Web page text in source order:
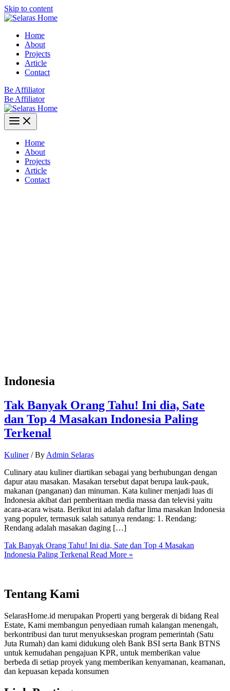
Skip to content
Home
About
Projects
Article
Contact
Be Affiliator
Be Affiliator
Home
About
Projects
Article
Contact
Indonesia
Tak Banyak Orang Tahu! Ini dia, Sate
dan Top 4 Masakan Indonesia Paling
Terkenal
Kuliner/ By Admin Selaras
Culinary atau kuliner diartikan sebagai yang berhubungan dengan
dapur atau masakan. Masakan tersebut dapat berupa lauk-pauk,
makanan (panganan) dan minuman. Kata kuliner menjadi luas di
Indonesia akibat dari pemberitaan media massa dan televisi yaitu
acara-acara wisata. Berikut ini adalah daftar lima masakan Indonesia
yang populer, termasuk salah satunya rendang: 1. Rendang:
Rendang adalah masakan daging […]
Tak Banyak Orang Tahu! Ini dia, Sate dan Top 4 Masakan
Indonesia Paling Terkenal Read More »
Tentang Kami
SelarasHome.id merupakan Properti yang bergerak di bidang Real
Estate, Kami membangun penyediaan rumah kalangan menengah,
berkontribusi dan turut menyukseskan program pemerintah (Satu
Juta Rumah) dan kami didukung oleh Bank BSI serta Bank BTNS
untuk kemudahan pengajuan KPR, untuk memberikan value
berbeda di setiap proyek yang memberikan kenyamanan, keamanan,
dan kepuasan kepada konsumen